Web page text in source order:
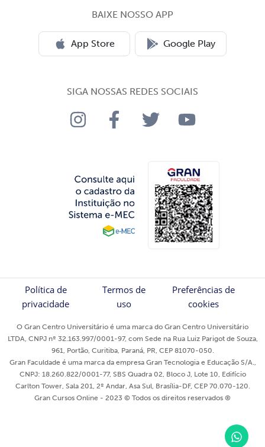
BAIXE NOSSO APP
App Store Google Play
SIGA NOSSAS REDES SOCIAIS
Política de
privacidade
Termos de
uso
Preferências de
cookies
O Gran Centro Universitário é uma marca do Gran Centro Universitário
LTDA, CNPJ nº 32.163.997/0001-97, com Sede na Rua Luiz Parigot de Souza,
961, Portão, Curitiba, Paraná, PR, CEP 81070-050.
Gran Faculdade é uma marca da empresa Gran Tecnologia e Educação S/A.,
CNPJ: 18.260.822/0001-77, SBS Quadra 02, Bloco J, Lote 10, Edifício
Carlton Tower, Sala 201, 2º Andar, Asa Sul, Brasília-DF, CEP 70.070-120.
Gran Cursos Online - 2023 © Todos os direitos reservados ®